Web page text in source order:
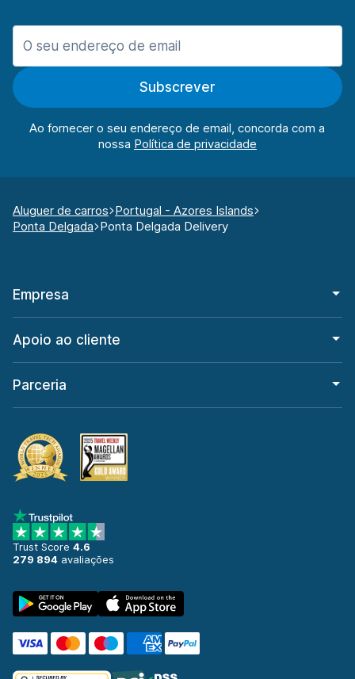
Subscrever
Ao fornecer o seu endereço de email, concorda com a
nossa
Aluguer de carros Portugal - Azores Islands
Ponta Delgada Ponta Delgada Delivery
Empresa
Apoio ao cliente
Parceria
Trust Score 4.6
279 894 avaliações